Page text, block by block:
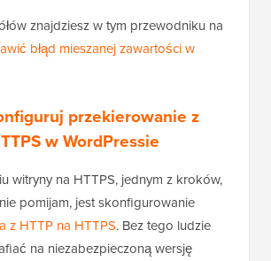
znajdziesz w tym przewodniku na
błąd mieszanej zawartości w
przekierowanie z
w WordPressie
witryny na HTTPS, jednym z kroków,
pomijam, jest skonfigurowanie
z HTTP na HTTPS. Bez tego ludzie
na niezabezpieczoną wersję